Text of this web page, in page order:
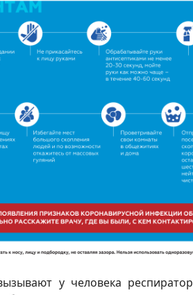
у человека